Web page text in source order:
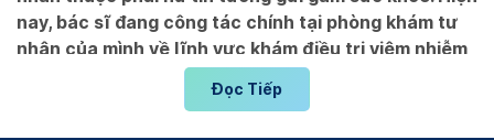
nay, bác sĩ đang công tác chính tại phòng khám tư
nhân của mình về lĩnh vực khám điều trị viêm nhiễm
phụ khoa, bệnh lây qua đường tình dục, khám thai, tư
vấn hôn nhân và nhiều vấn đề khác. Để biết thông tin
Đọc Tiếp